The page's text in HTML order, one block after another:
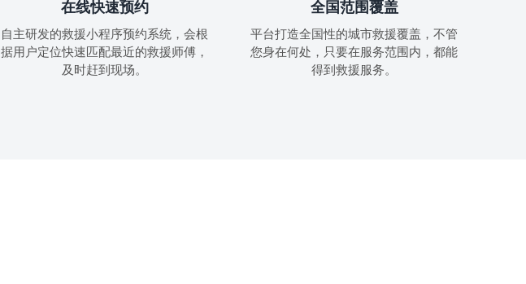
在线快速预约
自主研发的救援小程序预约系统，会根
据用户定位快速匹配最近的救援师傅，
及时赶到现场。
全国范围覆盖
平台打造全国性的城市救援覆盖，不管
您身在何处，只要在服务范围内，都能
得到救援服务。